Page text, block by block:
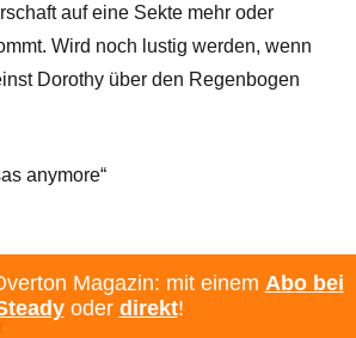
auf eine Sekte mehr oder
Wird noch lustig werden, wenn
Dorothy über den Regenbogen
anymore“
Magazin: mit einem Abo bei
oder direkt!